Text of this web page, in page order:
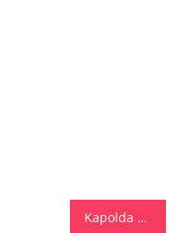
Kapolda Maluku Sambut Kedatangan KASAD Jenderal TNI Dudung